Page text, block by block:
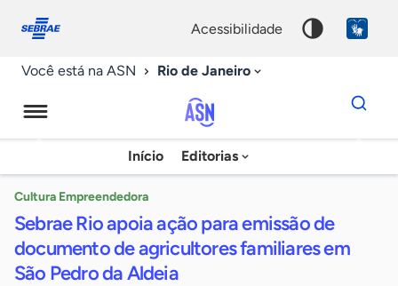
conosco
acessibilidade
Você está na ASN Rio de Janeiro
Agência
Sebrae
Notícias
Início Editorias
Dados
para
chave
Cultura Empreendedora
Sebrae Rio apoia ação para emissão de
documento de agricultores familiares em
São Pedro da Aldeia